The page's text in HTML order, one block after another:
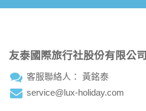
友泰國際旅行社股份有限公司
客服聯絡人： 黃銘泰
service@lux-holiday.com